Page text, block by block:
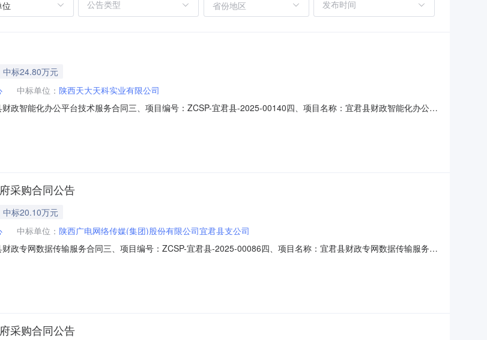
省份地区
中标24.80万元
中标单位： 陕西天大天科实业有限公司
政智能化办公平台技术服务合同三、项目编号：ZCSP-宜君县-2025-00140四、项目名称：宜君县财政智能化办公平
同主要信息主要标的名称：软件运维服务规格型号（或服务要求）：详见合同主要标的数量：1.0000
采购合同公告
中标20.10万元
中标单位： 陕西广电网络传媒(集团)股份有限公司宜君县支公司
政专网数据传输服务合同三、项目编号：ZCSP-宜君县-2025-00086四、项目名称：宜君县财政专网数据传输服务项
标的：序号名称数量(单位)单价(元)总价(元)规格型号/服务要求1财政网络数据传输服务1(项
采购合同公告